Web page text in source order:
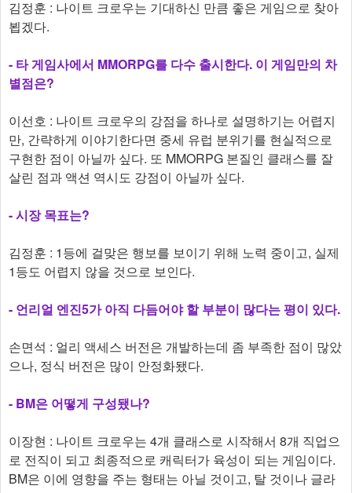
김정훈 : 나이트 크로우는 기대하신 만큼 좋은 게임으로 찾아
뵙겠다.
- 타 게임사에서 MMORPG를 다수 출시한다. 이 게임만의 차
별점은?
이선호 : 나이트 크로우의 강점을 하나로 설명하기는 어렵지
만, 간략하게 이야기한다면 중세 유럽 분위기를 현실적으로
구현한 점이 아닐까 싶다. 또 MMORPG 본질인 클래스를 잘
살린 점과 액션 역시도 강점이 아닐까 싶다.
-시장 목표는?
김정훈 : 1등에 걸맞은 행보를 보이기 위해 노력 중이고, 실제
1등도 어렵지 않을 것으로 보인다.
- 언리얼 엔진5가 아직 다듬어야 할 부분이 많다는 평이 있다.
손면석 : 얼리 액세스 버전은 개발하는데 좀 부족한 점이 많았
으나, 정식 버전은 많이 안정화됐다.
- BM은 어떻게 구성됐나?
이장현 : 나이트 크로우는 4개 클래스로 시작해서 8개 직업으
로 전직이 되고 최종적으로 캐릭터가 육성이 되는 게임이다.
BM은 이에 영향을 주는 형태는 아닐 것이고, 탈 것이나 글라